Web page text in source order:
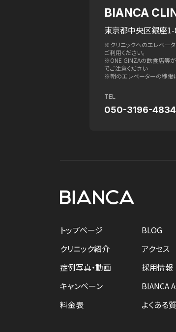
BIANCA
東京都中央区銀座
※クリニックへのエレベー
ご利用ください。
※ONE GINZAの飲食店等
でご注意ください
※朝のエレベーターの稼働
TEL
050-3196-4834
トップページ
クリニック紹介
症例写真・動画
キャンペーン
料金表
BLOG
アクセス
採用情報
BIANCA
よくある質